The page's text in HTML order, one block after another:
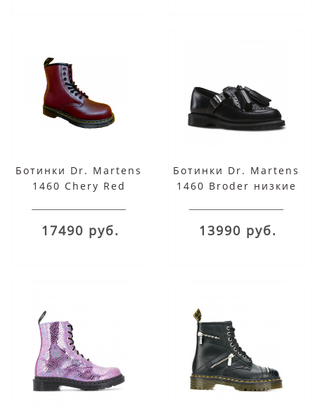
Ботинки Dr. Martens
1460 Chery Red
17490 руб.
Ботинки Dr. Martens
1460 Broder низкие
13990 руб.